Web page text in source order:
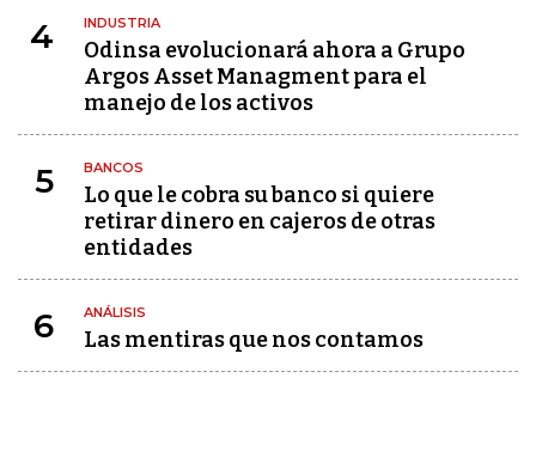
4 INDUSTRIA
Odinsa evolucionará ahora a Grupo
Argos Asset Managment para el
manejo de los activos
5 BANCOS
Lo que le cobra su banco si quiere
retirar dinero en cajeros de otras
entidades
6 ANÁLISIS
Las mentiras que nos contamos